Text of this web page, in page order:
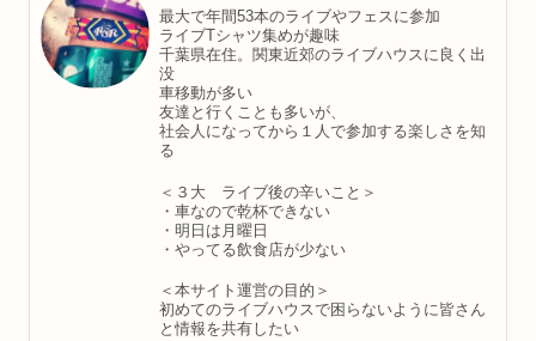
最大で年間53本のライブやフェスに参加
ライブTシャツ集めが趣味
千葉県在住。関東近郊のライブハウスに良く出
没
車移動が多い
友達と行くことも多いが、
社会人になってから１人で参加する楽しさを知
る
＜３大 ライブ後の辛いこと＞
・車なので乾杯できない
・明日は月曜日
・やってる飲食店が少ない
＜本サイト運営の目的＞
初めてのライブハウスで困らないように皆さん
と情報を共有したい